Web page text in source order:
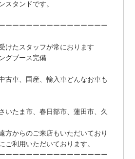
スタンドです。
ーーーーーーーーーーーーーーー
けたスタッフが常におります
グブース完備
古車、国産、輸入車どんなお車も
いたま市、春日部市、蓮田市、久
方からのご来店もいただいており
ご利用いただいております。
ーーーーーーーーーーーーーーー